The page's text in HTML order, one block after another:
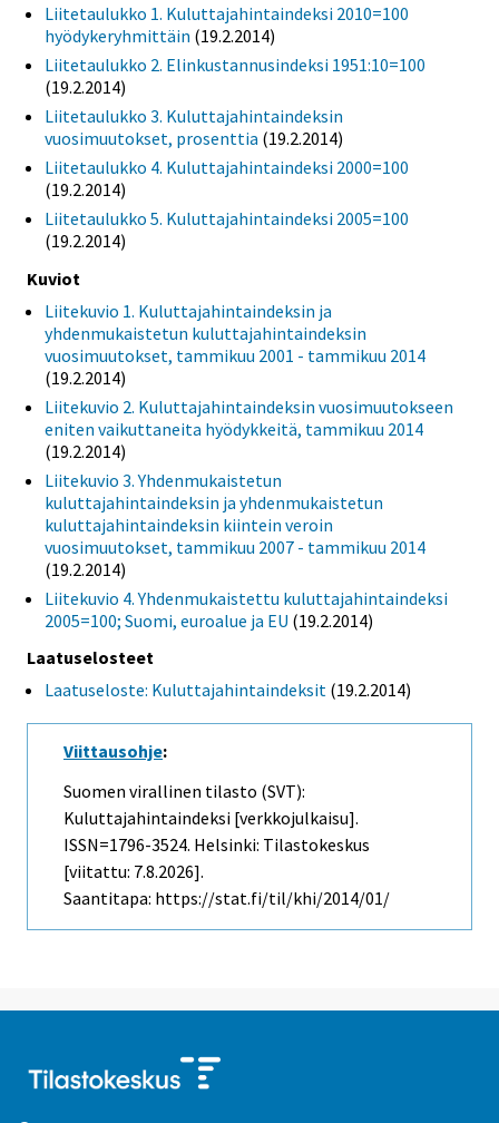
Liitetaulukko 1. Kuluttajahintaindeksi 2010=100
hyödykeryhmittäin (19.2.2014)
Liitetaulukko 2. Elinkustannusindeksi 1951:10=100
(19.2.2014)
Liitetaulukko 3. Kuluttajahintaindeksin
vuosimuutokset, prosenttia (19.2.2014)
Liitetaulukko 4. Kuluttajahintaindeksi 2000=100
(19.2.2014)
Liitetaulukko 5. Kuluttajahintaindeksi 2005=100
(19.2.2014)
Kuviot
Liitekuvio 1. Kuluttajahintaindeksin ja
yhdenmukaistetun kuluttajahintaindeksin
vuosimuutokset, tammikuu 2001 - tammikuu 2014
(19.2.2014)
Liitekuvio 2. Kuluttajahintaindeksin vuosimuutokseen
eniten vaikuttaneita hyödykkeitä, tammikuu 2014
(19.2.2014)
Liitekuvio 3. Yhdenmukaistetun
kuluttajahintaindeksin ja yhdenmukaistetun
kuluttajahintaindeksin kiintein veroin
vuosimuutokset, tammikuu 2007 - tammikuu 2014
(19.2.2014)
Liitekuvio 4. Yhdenmukaistettu kuluttajahintaindeksi
2005=100; Suomi, euroalue ja EU (19.2.2014)
Laatuselosteet
Laatuseloste: Kuluttajahintaindeksit (19.2.2014)
Viittausohje:
Suomen virallinen tilasto (SVT):
Kuluttajahintaindeksi [verkkojulkaisu].
ISSN=1796-3524. Helsinki: Tilastokeskus
[viitattu: 7.8.2026].
Saantitapa: https://stat.fi/til/khi/2014/01/